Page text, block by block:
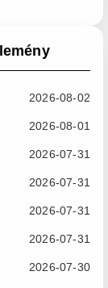
2026-08-02
2026-08-01
2026-07-31
2026-07-31
2026-07-31
2026-07-31
2026-07-30